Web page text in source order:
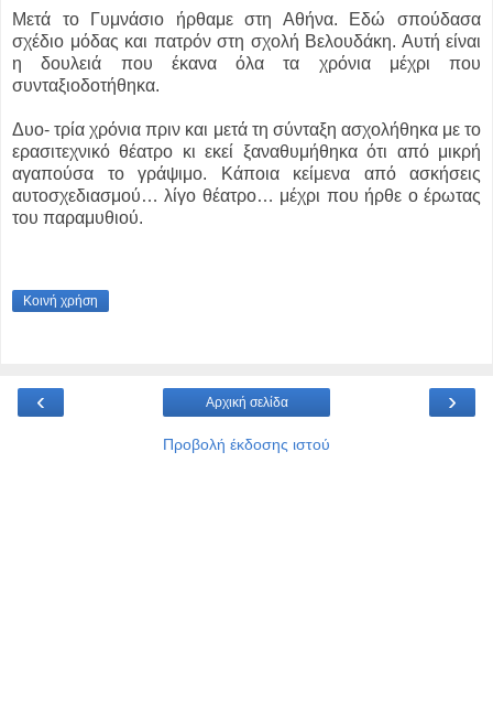
Μετά το Γυμνάσιο ήρθαμε στη Αθήνα. Εδώ σπούδασα
σχέδιο μόδας και πατρόν στη σχολή Βελουδάκη. Αυτή είναι
η δουλειά που έκανα όλα τα χρόνια μέχρι που
συνταξιοδοτήθηκα.
Δυο- τρία χρόνια πριν και μετά τη σύνταξη ασχολήθηκα με το
ερασιτεχνικό θέατρο κι εκεί ξαναθυμήθηκα ότι από μικρή
αγαπούσα το γράψιμο. Κάποια κείμενα από ασκήσεις
αυτοσχεδιασμού… λίγο θέατρο… μέχρι που ήρθε ο έρωτας
του παραμυθιού.
Κοινή χρήση
‹ ›
Αρχική σελίδα
Προβολή έκδοσης ιστού